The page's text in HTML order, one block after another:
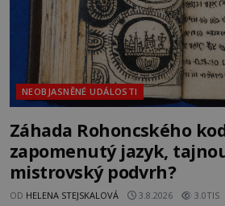
NEOBJASNĚNÉ UDÁLOSTI
Záhada Rohoncského
zapomenutý jazyk,
mistrovský podvrh?
OD HELENA STEJSKALOVÁ 3.8.2026 3.0TIS